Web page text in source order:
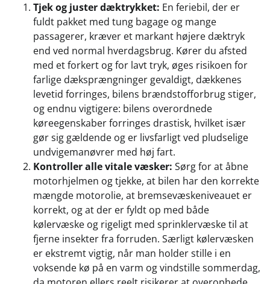
Tjek og juster dæktrykket: En feriebil, der er
fuldt pakket med tung bagage og mange
passagerer, kræver et markant højere dæktryk
end ved normal hverdagsbrug. Kører du afsted
med et forkert og for lavt tryk, øges risikoen for
farlige dæksprængninger gevaldigt, dækkenes
levetid forringes, bilens brændstofforbrug stiger,
og endnu vigtigere: bilens overordnede
køreegenskaber forringes drastisk, hvilket især
gør sig gældende og er livsfarligt ved pludselige
undvigemanøvrer med høj fart.
Kontroller alle vitale væsker: Sørg for at åbne
motorhjelmen og tjekke, at bilen har den korrekte
mængde motorolie, at bremsevæskeniveauet er
korrekt, og at der er fyldt op med både
kølervæske og rigeligt med sprinklervæske til at
fjerne insekter fra forruden. Særligt kølervæsken
er ekstremt vigtig, når man holder stille i en
voksende kø på en varm og vindstille sommerdag,